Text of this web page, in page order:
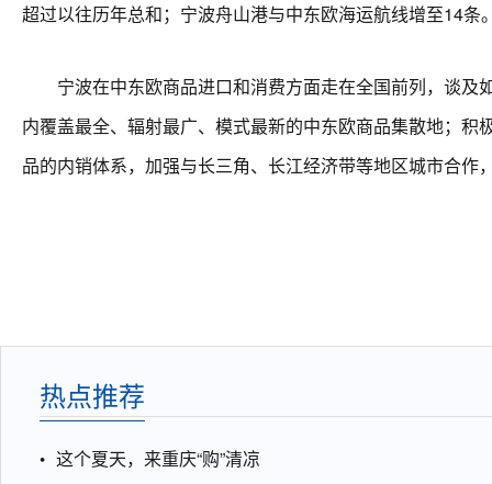
超过以往历年总和；宁波舟山港与中东欧海运航线增至14条
宁波在中东欧商品进口和消费方面走在全国前列，谈及
内覆盖最全、辐射最广、模式最新的中东欧商品集散地；
品的内销体系，加强与长三角、长江经济带等地区城市合作
热点推荐
这个夏天，来重庆“购”清凉